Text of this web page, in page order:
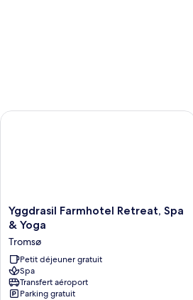
Yggdrasil
Farmhotel
Retreat,
Spa
&
Yoga
Tromsø
Yggdrasil Farmhotel Retreat, Spa
& Yoga
Tromsø
Petit déjeuner gratuit
Spa
Transfert aéroport
Parking gratuit
Yggdrasil Farmhotel Retreat, Spa &